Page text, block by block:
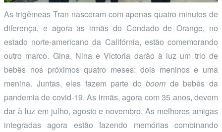
As trigêmeas Tran nasceram com apenas quatro minutos de
diferença, e agora as irmãs do Condado de Orange, no
estado norte-americano da Califórnia, estão comemorando
outro marco. Gina, Nina e Victoria darão à luz um trio de
bebês nos próximos quatro meses: dois meninos e uma
menina. Juntas, eles fazem parte doboom de bebês da
pandemia de covid-19. As irmãs, agora com 35 anos, devem
dar à luz em julho, agosto e novembro. As melhores amigas
integradas agora estão fazendo memórias combinando